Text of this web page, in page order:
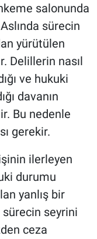
salonunda
sürecin
yürütülen
Delillerin nasıl
ve hukuki
davanın
Bu nedenle
gerekir.
ilerleyen
durumu
yanlış bir
seyrini
ceza